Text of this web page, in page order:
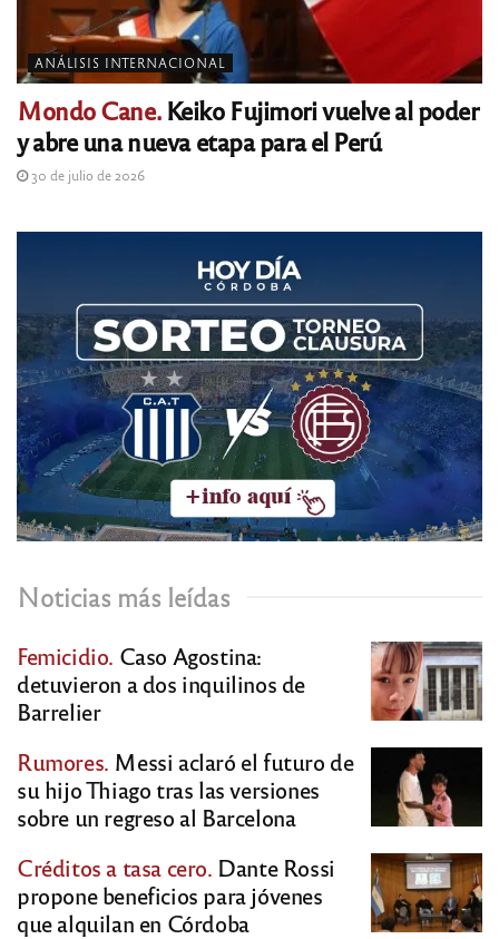
ANÁLISIS INTERNACIONAL
Mondo Cane.Keiko Fujimori vuelve al poder
y abre una nueva etapa para el Perú
30 de julio de 2026
Noticias más leídas
Femicidio. Caso Agostina:
detuvieron a dos inquilinos de
Barrelier
Rumores. Messi aclaró el futuro de
su hijo Thiago tras las versiones
sobre un regreso al Barcelona
Créditos a tasa cero. Dante Rossi
propone beneficios para jóvenes
que alquilan en Córdoba